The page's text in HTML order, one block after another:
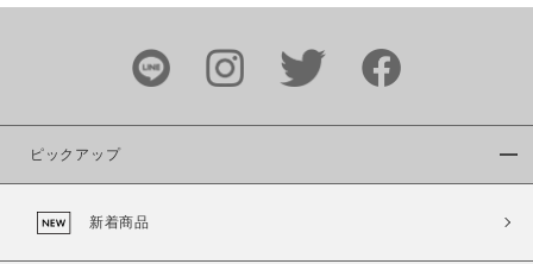
ブランド
カラー
ピックアップ
新着商品